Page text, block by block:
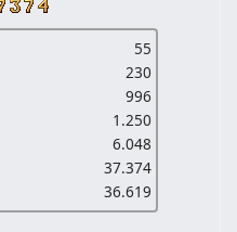
55
230
996
1.250
6.048
37.374
36.619